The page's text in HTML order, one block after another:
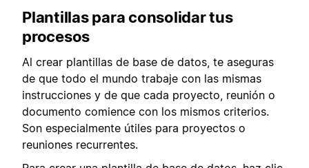
Plantillas para consolidar tus
procesos
Al crear plantillas de base de datos, te aseguras
de que todo el mundo trabaje con las mismas
instrucciones y de que cada proyecto, reunión o
documento comience con los mismos criterios.
Son especialmente útiles para proyectos o
reuniones recurrentes.